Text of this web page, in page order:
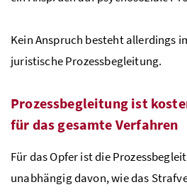
Kein Anspruch besteht allerdings
juristische Prozessbegleitung.
Prozessbegleitung ist
für das gesamte Verfahren
Für das Opfer ist die
unabhängig davon, wie das